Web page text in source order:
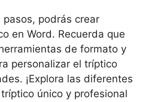
pasos, podrás crear
en Word. Recuerda que
de formato y
personalizar el tríptico
¡Explora las diferentes
único y profesional